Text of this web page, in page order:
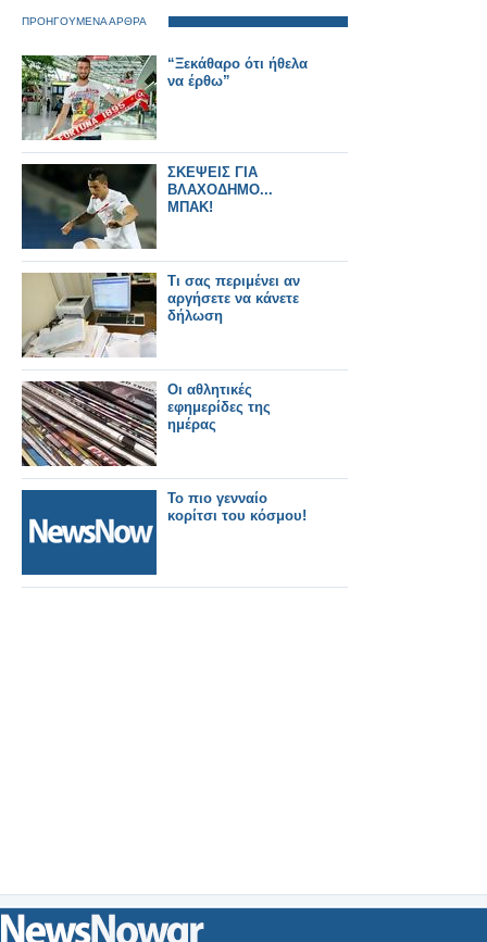
ΠΡΟΗΓΟΥΜΕΝΑ ΑΡΘΡΑ
“Ξεκάθαρο ότι ήθελα
να έρθω”
ΣΚΕΨΕΙΣ ΓΙΑ
ΒΛΑΧΟΔΗΜΟ...
ΜΠΑΚ!
Τι σας περιμένει αν
αργήσετε να κάνετε
δήλωση
Οι αθλητικές
εφημερίδες της
ημέρας
Το πιο γενναίο
κορίτσι του κόσμου!